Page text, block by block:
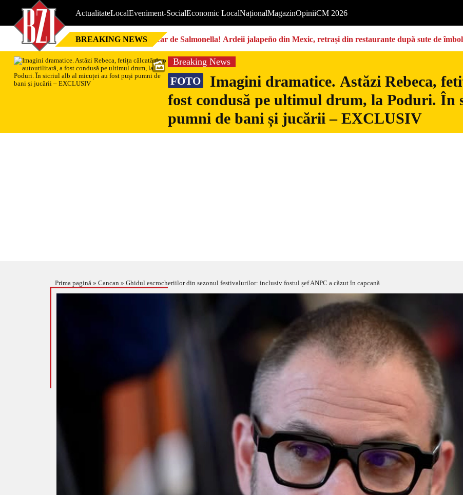
ActualitateLocalEveniment-SocialEconomic LocalNaționalMagazinOpiniiCM 2026
BREAKING NEWS Focar de Salmonella! Ardeii jalapeño din Mexic, retrași din restaurante după sute de
Breaking News
FOTO
Imagini dramatice. Astăzi Rebeca,
fost condusă pe ultimul drum, la Poduri. În
pumni de bani și jucării – EXCLUSIV
Prima pagină » Cancan » Ghidul escrocheriilor din sezonul festivalurilor: inclusiv fostul șef ANPC a căzut în capcană